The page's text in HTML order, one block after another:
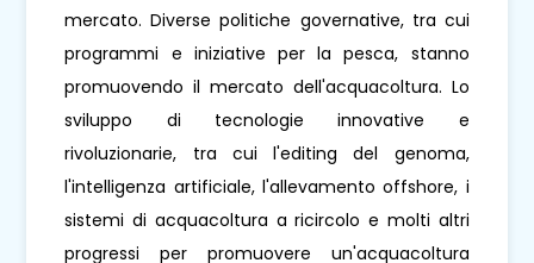
mercato. Diverse politiche governative, tra cui
programmi e iniziative per la pesca, stanno
promuovendo il mercato dell'acquacoltura. Lo
sviluppo di tecnologie innovative e
rivoluzionarie, tra cui l'editing del genoma,
l'intelligenza artificiale, l'allevamento offshore, i
sistemi di acquacoltura a ricircolo e molti altri
progressi per promuovere un'acquacoltura